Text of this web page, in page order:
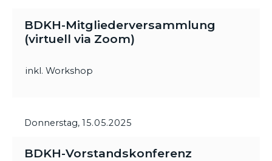
BDKH-Mitgliederversammlung
(virtuell via Zoom)
inkl. Workshop
Donnerstag, 15.05.2025
BDKH-Vorstandskonferenz